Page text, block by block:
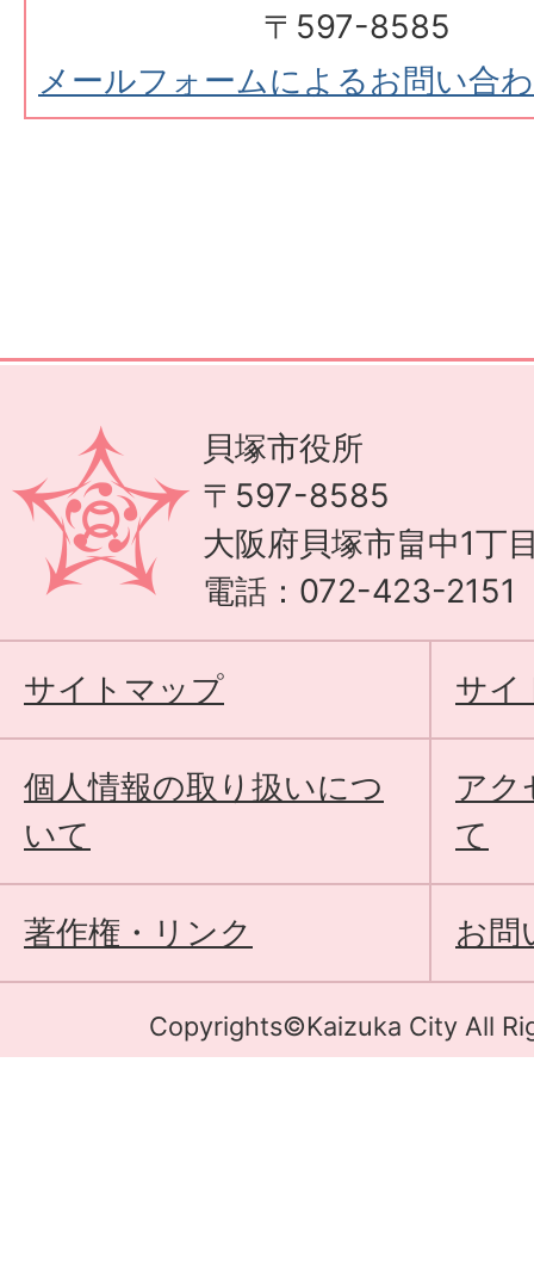
〒597-8585
メールフォームによるお問い合
貝塚市役所
〒597-8585
大阪府貝塚市畠中1丁
電話：072-423-2151
サイトマップ サイ
個人情報の取り扱いにつ
いて
アク
て
著作権・リンク お問
Copyrights©Kaizuka City All